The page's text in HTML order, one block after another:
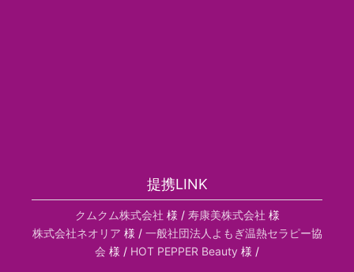
提携LINK
クムクム株式会社 様 / 寿康美株式会社 様
株式会社ネオリア 様 / 一般社団法人よもぎ温熱セラピー協
会 様 / HOT PEPPER Beauty 様 /